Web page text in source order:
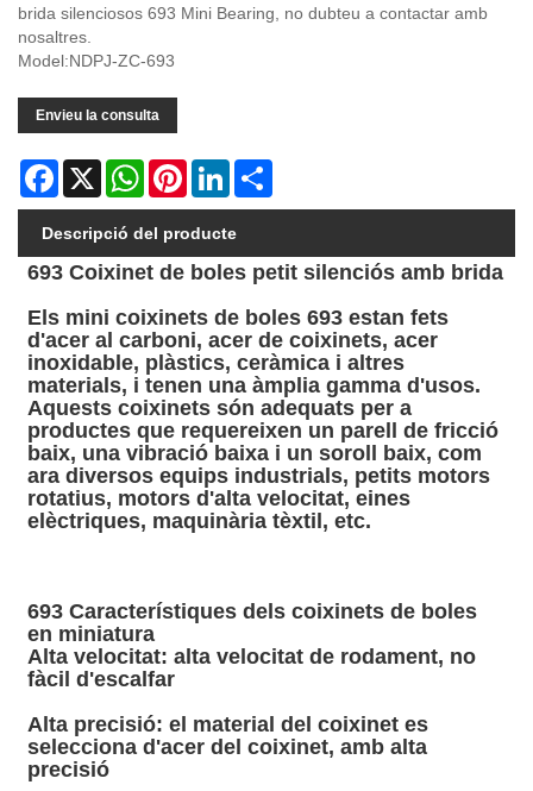
brida silenciosos 693 Mini Bearing, no dubteu a contactar amb
nosaltres.
Model:NDPJ-ZC-693
Envieu la consulta
Facebook
X WhatsAppPinterestLinkedIn
Descripció del producte
693 Coixinet de boles petit silenciós amb brida
Els mini coixinets de boles 693 estan fets
d'acer al carboni, acer de coixinets, acer
inoxidable, plàstics, ceràmica i altres
materials, i tenen una àmplia gamma d'usos.
Aquests coixinets són adequats per a
productes que requereixen un parell de fricció
baix, una vibració baixa i un soroll baix, com
ara diversos equips industrials, petits motors
rotatius, motors d'alta velocitat, eines
elèctriques, maquinària tèxtil, etc.
693 Característiques dels coixinets de boles
en miniatura
Alta velocitat: alta velocitat de rodament, no
fàcil d'escalfar
Alta precisió: el material del coixinet es
selecciona d'acer del coixinet, amb alta
precisió